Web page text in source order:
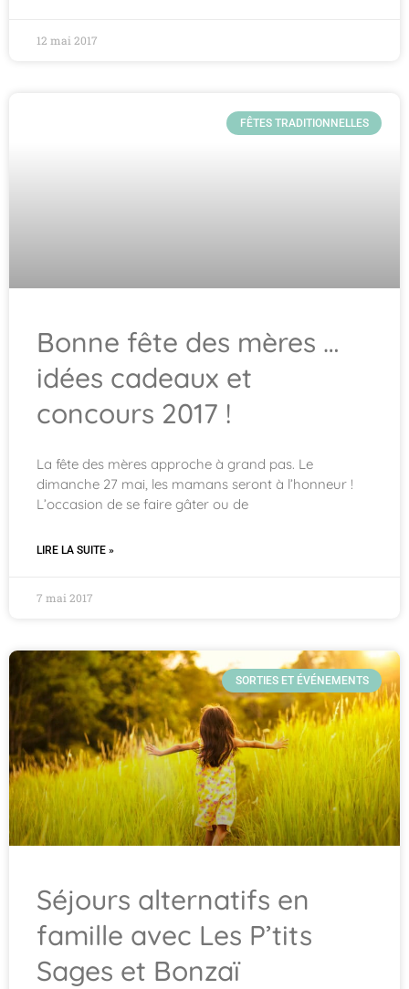
12 mai 2017
FÊTES TRADITIONNELLES
Bonne fête des mères …
idées cadeaux et
concours 2017 !
La fête des mères approche à grand pas. Le
dimanche 27 mai, les mamans seront à l’honneur !
L’occasion de se faire gâter ou de
LIRE LA SUITE »
7 mai 2017
SORTIES ET ÉVÉNEMENTS
Séjours alternatifs en
famille avec Les P’tits
Sages et Bonzaï